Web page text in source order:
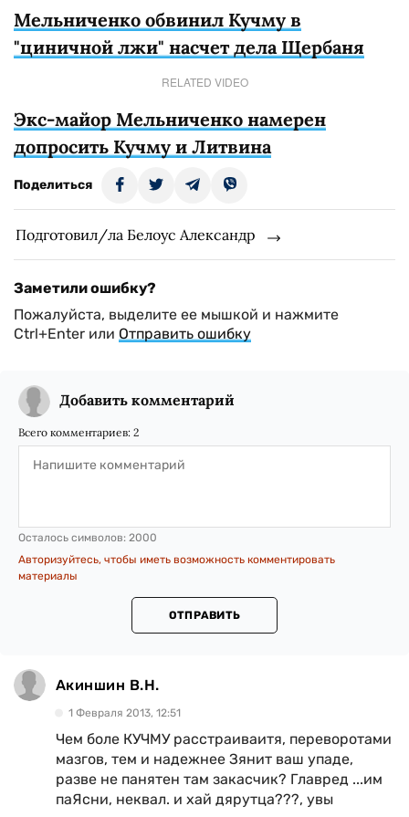
Мельниченко обвинил Кучму в
"циничной лжи" насчет дела Щербаня
RELATED VIDEO
Экс-майор Мельниченко намерен
допросить Кучму и Литвина
Поделиться
Подготовил/ла Белоус Александр
Заметили ошибку?
Пожалуйста, выделите ее мышкой и нажмите
Ctrl+Enter или Отправить ошибку
Добавить комментарий
Всего комментариев: 2
Осталось символов: 2000
Авторизуйтесь, чтобы иметь возможность комментировать
материалы
ОТПРАВИТЬ
Акиншин В.Н.
1 Февраля 2013, 12:51
Чем боле КУЧМУ расстраиваитя, переворотами
мазгов, тем и надежнее Зянит ваш упаде,
разве не панятен там закасчик? Главред ...им
паЯсни, неквал. и хай дярутца???, увы